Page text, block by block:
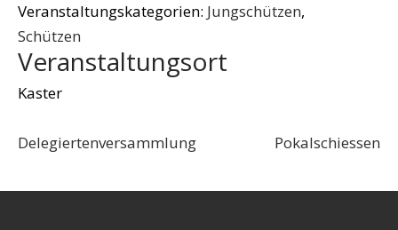
Veranstaltungskategorien: Jungschützen,
Schützen
Veranstaltungsort
Kaster
Delegiertenversammlung Pokalschiessen